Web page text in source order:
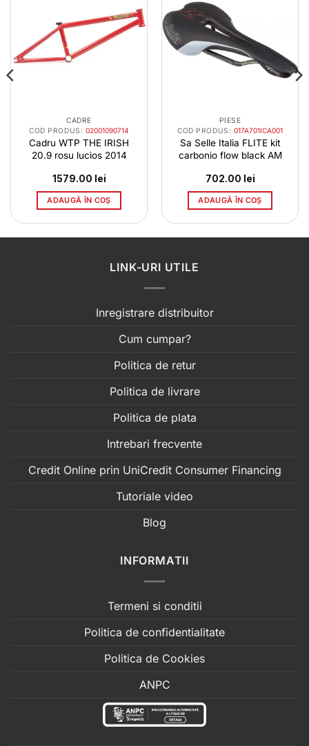
CADRE
COD PRODUS: 02001090714
Cadru WTP THE IRISH
20.9 rosu lucios 2014
1579.00 lei
ADAUGĂ ÎN COȘ
PIESE
COD PRODUS: 017A701ICA001
Sa Selle Italia FLITE kit
carbonio flow black AM
702.00 lei
ADAUGĂ ÎN COȘ
LINK-URI UTILE
Inregistrare distribuitor
Cum cumpar?
Politica de retur
Politica de livrare
Politica de plata
Intrebari frecvente
Credit Online prin UniCredit Consumer Financing
Tutoriale video
Blog
INFORMATII
Termeni si conditii
Politica de confidentialitate
Politica de Cookies
ANPC